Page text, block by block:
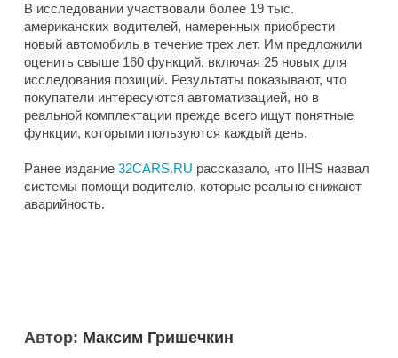
В исследовании участвовали более 19 тыс.
американских водителей, намеренных приобрести
новый автомобиль в течение трех лет. Им предложили
оценить свыше 160 функций, включая 25 новых для
исследования позиций. Результаты показывают, что
покупатели интересуются автоматизацией, но в
реальной комплектации прежде всего ищут понятные
функции, которыми пользуются каждый день.
Ранее издание 32CARS.RU рассказало, что IIHS назвал
системы помощи водителю, которые реально снижают
аварийность.
Автор: Максим Гришечкин